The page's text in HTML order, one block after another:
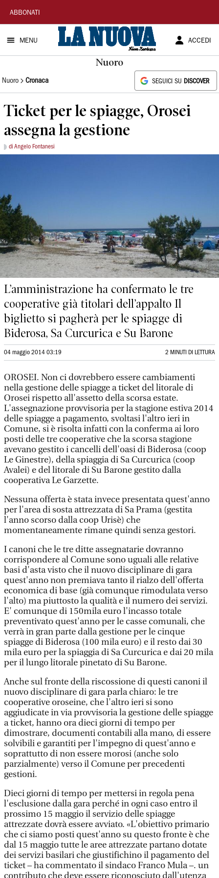
La
Nuova
Sardegna
ABBONATI
MENU ACCEDI
Nuoro
Nuoro Cronaca SEGUICI SU DISCOVER
Ticket per le spiagge, Orosei
assegna la gestione
di Angelo Fontanesi
L’amministrazione ha confermato le tre
cooperative già titolari dell’appalto Il
biglietto si pagherà per le spiagge di
Biderosa, Sa Curcurica e Su Barone
04 maggio 2014 03:19 2 MINUTI DI LETTURA
OROSEI. Non ci dovrebbero essere cambiamenti
nella gestione delle spiagge a ticket del litorale di
Orosei rispetto all'assetto della scorsa estate.
L'assegnazione provvisoria per la stagione estiva 2014
delle spiagge a pagamento, svoltasi l'altro ieri in
Comune, si è risolta infatti con la conferma ai loro
posti delle tre cooperative che la scorsa stagione
avevano gestito i cancelli dell'oasi di Biderosa (coop
Le Ginestre), della spiaggia di Sa Curcurica (coop
Avalei) e del litorale di Su Barone gestito dalla
cooperativa Le Garzette.
Nessuna offerta è stata invece presentata quest'anno
per l'area di sosta attrezzata di Sa Prama (gestita
l'anno scorso dalla coop Urisè) che
momentaneamente rimane quindi senza gestori.
I canoni che le tre ditte assegnatarie dovranno
corrispondere al Comune sono uguali alle relative
basi d'asta visto che il nuovo disciplinare di gara
quest'anno non premiava tanto il rialzo dell'offerta
economica di base (già comunque rimodulata verso
l'alto) ma piuttosto la qualità e il numero dei servizi.
E' comunque di 150mila euro l'incasso totale
preventivato quest'anno per le casse comunali, che
verrà in gran parte dalla gestione per le cinque
spiagge di Biderosa (100 mila euro) e il resto dai 30
mila euro per la spiaggia di Sa Curcurica e dai 20 mila
per il lungo litorale pinetato di Su Barone.
Anche sul fronte della riscossione di questi canoni il
nuovo disciplinare di gara parla chiaro: le tre
cooperative oroseine, che l'altro ieri si sono
aggiudicate in via provvisoria la gestione delle spiagge
a ticket, hanno ora dieci giorni di tempo per
dimostrare, documenti contabili alla mano, di essere
solvibili e garantiti per l'impegno di quest'anno e
soprattutto di non essere morosi (anche solo
parzialmente) verso il Comune per precedenti
gestioni.
Dieci giorni di tempo per mettersi in regola pena
l'esclusione dalla gara perché in ogni caso entro il
prossimo 15 maggio il servizio delle spiagge
attrezzate dovrà essere avviato. «L'obiettivo primario
che ci siamo posti quest'anno su questo fronte è che
dal 15 maggio tutte le aree attrezzate partano dotate
dei servizi basilari che giustifichino il pagamento del
ticket – ha commentato il sindaco Franco Mula –. un
contributo che deve essere riconosciuto dall'utenza